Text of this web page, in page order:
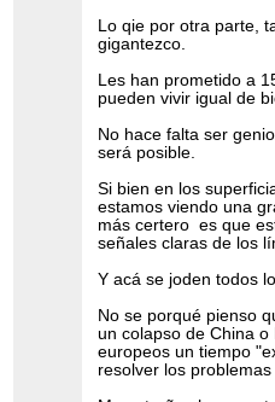
Lo qie por otra parte,
gigantezco.
Les han prometido a
pueden vivir igual de
No hace falta ser
será posible.
Si bien en los
estamos viendo una
más certero es que
señales claras de los
Y acá se joden todos
No se porqué pienso
un colapso de China
europeos un tiempo
resolver los problemas